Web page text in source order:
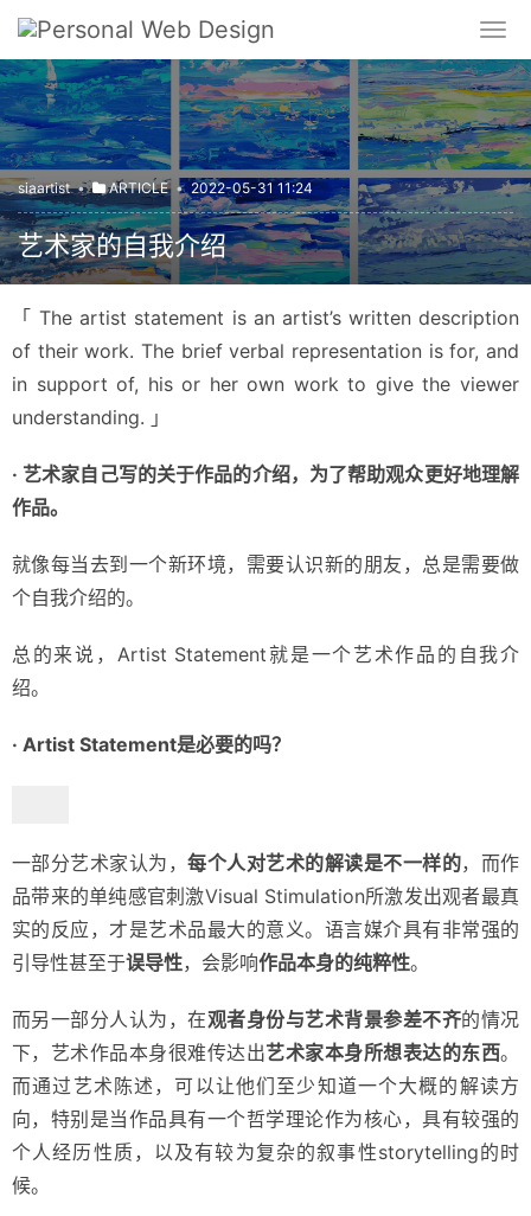
siaartist • ARTICLE • 2022-05-31 11:24
艺术家的自我介绍
「 The artist statement is an artist’s written description
of their work. The brief verbal representation is for, and
in support of, his or her own work to give the viewer
understanding. 」
· 艺术家自己写的关于作品的介绍，为了帮助观众更好地理解
作品。
就像每当去到一个新环境，需要认识新的朋友，总是需要做
个自我介绍的。
总的来说，Artist Statement就是一个艺术作品的自我介
绍。
· Artist Statement是必要的吗？
一部分艺术家认为，每个人对艺术的解读是不一样的，而作
品带来的单纯感官刺激Visual Stimulation所激发出观者最真
实的反应，才是艺术品最大的意义。语言媒介具有非常强的
引导性甚至于误导性，会影响作品本身的纯粹性。
而另一部分人认为，在观者身份与艺术背景参差不齐的情况
下，艺术作品本身很难传达出艺术家本身所想表达的东西。
而通过艺术陈述，可以让他们至少知道一个大概的解读方
向，特别是当作品具有一个哲学理论作为核心，具有较强的
个人经历性质，以及有较为复杂的叙事性storytelling的时
候。